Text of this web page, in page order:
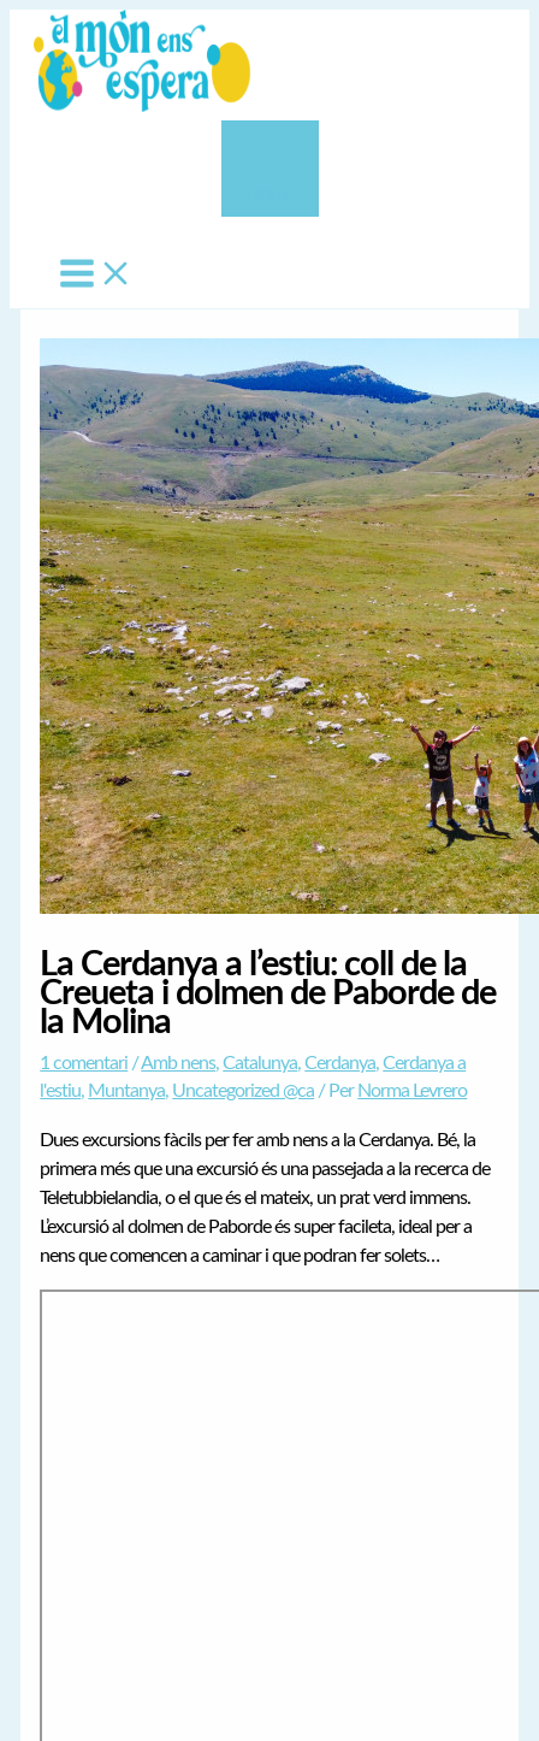
contingut
La Cerdanya a l’estiu: coll de la
Creueta i dolmen de Paborde de
la Molina
1 comentari /Amb nens,Catalunya,Cerdanya,Cerdanya a
l'estiu, Muntanya, Uncategorized @ca / Per Norma Levrero
Dues excursions fàcils per fer amb nens a la Cerdanya. Bé, la
primera més que una excursió és una passejada a la recerca de
Teletubbielandia, o el que és el mateix, un prat verd immens.
L’excursió al dolmen de Paborde és super facileta, ideal per a
nens que comencen a caminar i que podran fer solets…